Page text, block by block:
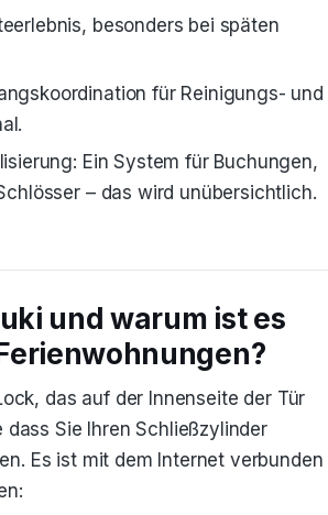
besonders bei späten
für Reinigungs- und
Ein System für Buchungen,
– das wird unübersichtlich.
und warum ist es
das auf der Innenseite der Tür
Sie Ihren Schließzylinder
Es ist mit dem Internet verbunden